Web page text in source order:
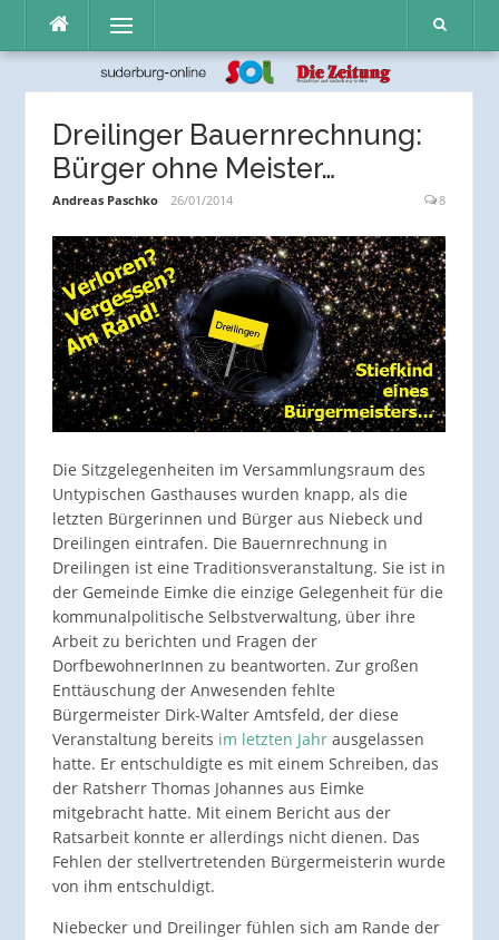
Inhalt
Menü
Dreilinger Bauernrechnung:
Bürger ohne Meister…
Andreas Paschko 26/01/2014 8
Die Sitzgelegenheiten im Versammlungsraum des
Untypischen Gasthauses wurden knapp, als die
letzten Bürgerinnen und Bürger aus Niebeck und
Dreilingen eintrafen. Die Bauernrechnung in
Dreilingen ist eine Traditionsveranstaltung. Sie ist in
der Gemeinde Eimke die einzige Gelegenheit für die
kommunalpolitische Selbstverwaltung, über ihre
Arbeit zu berichten und Fragen der
DorfbewohnerInnen zu beantworten. Zur großen
Enttäuschung der Anwesenden fehlte
Bürgermeister Dirk-Walter Amtsfeld, der diese
Veranstaltung bereits im letzten Jahrausgelassen
hatte. Er entschuldigte es mit einem Schreiben, das
der Ratsherr Thomas Johannes aus Eimke
mitgebracht hatte. Mit einem Bericht aus der
Ratsarbeit konnte er allerdings nicht dienen. Das
Fehlen der stellvertretenden Bürgermeisterin wurde
von ihm entschuldigt.
Niebecker und Dreilinger fühlen sich am Rande der